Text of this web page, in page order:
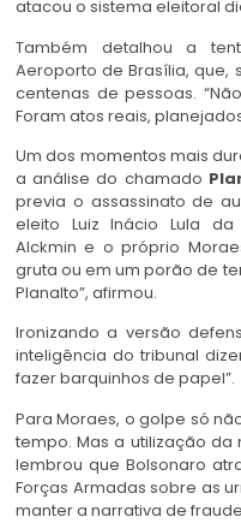
atacou o sistema eleitoral
Também detalhou a
Aeroporto de Brasília,
centenas de pessoas.
Foram atos reais,
Um dos momentos mais
a análise do chamado
previa o assassinato de
eleito Luiz Inácio Lula
Alckmin e o próprio
gruta ou em um porão de
Planalto”, afirmou.
Ironizando a versão
inteligência do tribunal
fazer barquinhos de papel”.
Para Moraes, o golpe só
tempo. Mas a utilização da
lembrou que Bolsonaro
Forças Armadas sobre as
manter a narrativa de